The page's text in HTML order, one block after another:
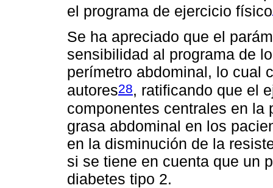
el programa de ejercicio físico
Se ha apreciado que el
sensibilidad al programa de
perímetro abdominal, lo cual
autores28, ratificando que el
componentes centrales en la
grasa abdominal en los
en la disminución de la
si se tiene en cuenta que un
diabetes tipo 2.